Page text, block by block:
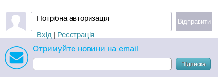
Потрібна авторизація
Вхід | Реєстрація
Відправити
Отримуйте новини на email
Підписка